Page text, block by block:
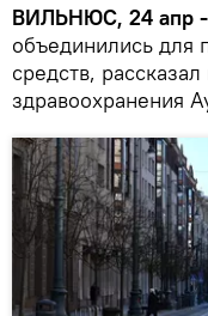
ВИЛЬНЮС, 24 апр -
объединились для
средств,
здравоохранения